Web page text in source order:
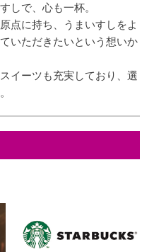
しで、心も一杯。
点に持ち、うまいすしをよ
いただきたいという想いか
イーツも充実しており、選